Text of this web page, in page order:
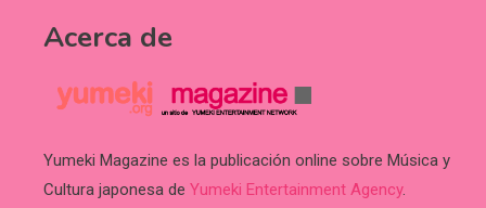
Acerca de
Yumeki Magazine es la publicación online sobre Música y
Cultura japonesa de Yumeki Entertainment Agency.